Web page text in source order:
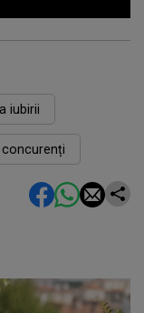
iubirii
concurenți